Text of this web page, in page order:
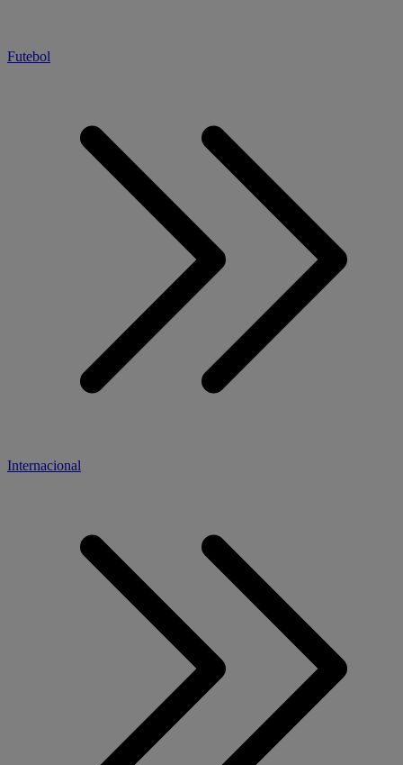
Futebol
Internacional